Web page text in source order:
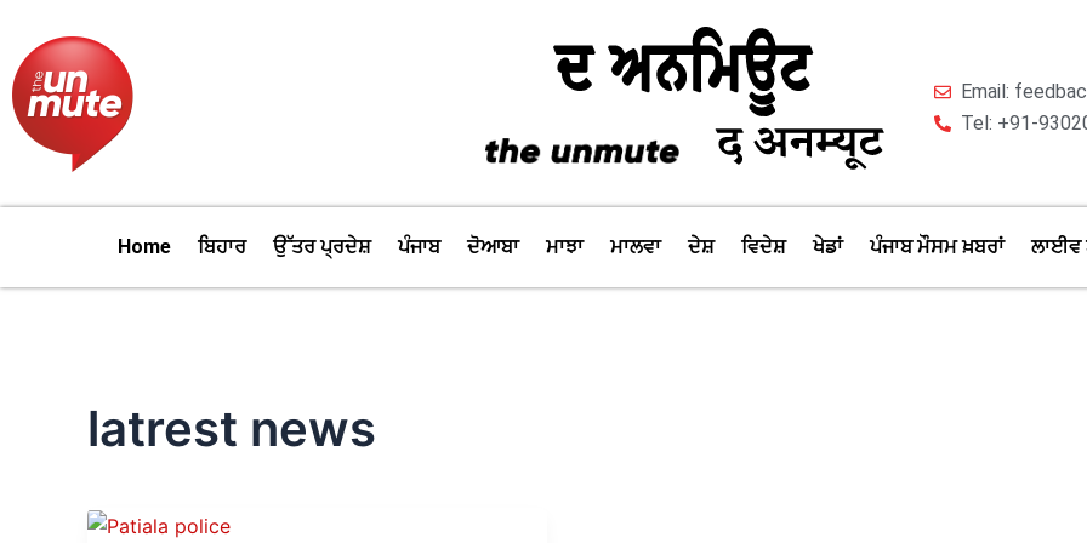
content
Email:
Tel: +91-
Home ਬਿਹਾਰ ਉੱਤਰ ਪ੍ਰਦੇਸ਼ ਪੰਜਾਬ ਦੋਆਬਾ ਮਾਝਾ ਮਾਲਵਾ ਦੇਸ਼ ਵਿਦੇਸ਼ ਖੇਡਾਂ ਪੰਜਾਬ ਮੌਸਮ ਖ਼ਬਰਾਂ ਲਾਈਵ
latrest news